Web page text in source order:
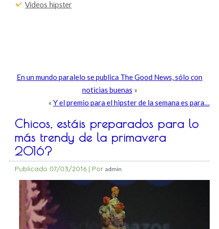
Vídeos hipster
En un mundo paralelo se publica The Good News, sólo con
noticias buenas »
« Y el premio para el hipster de la semana es para…
Chicos, estáis preparados para lo
más trendy de la primavera
2016?
Publicado 07/03/2016 | Por admin